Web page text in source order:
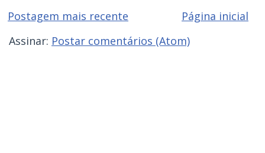
Postagem mais recente
Página inicial
Assinar: Postar comentários (Atom)